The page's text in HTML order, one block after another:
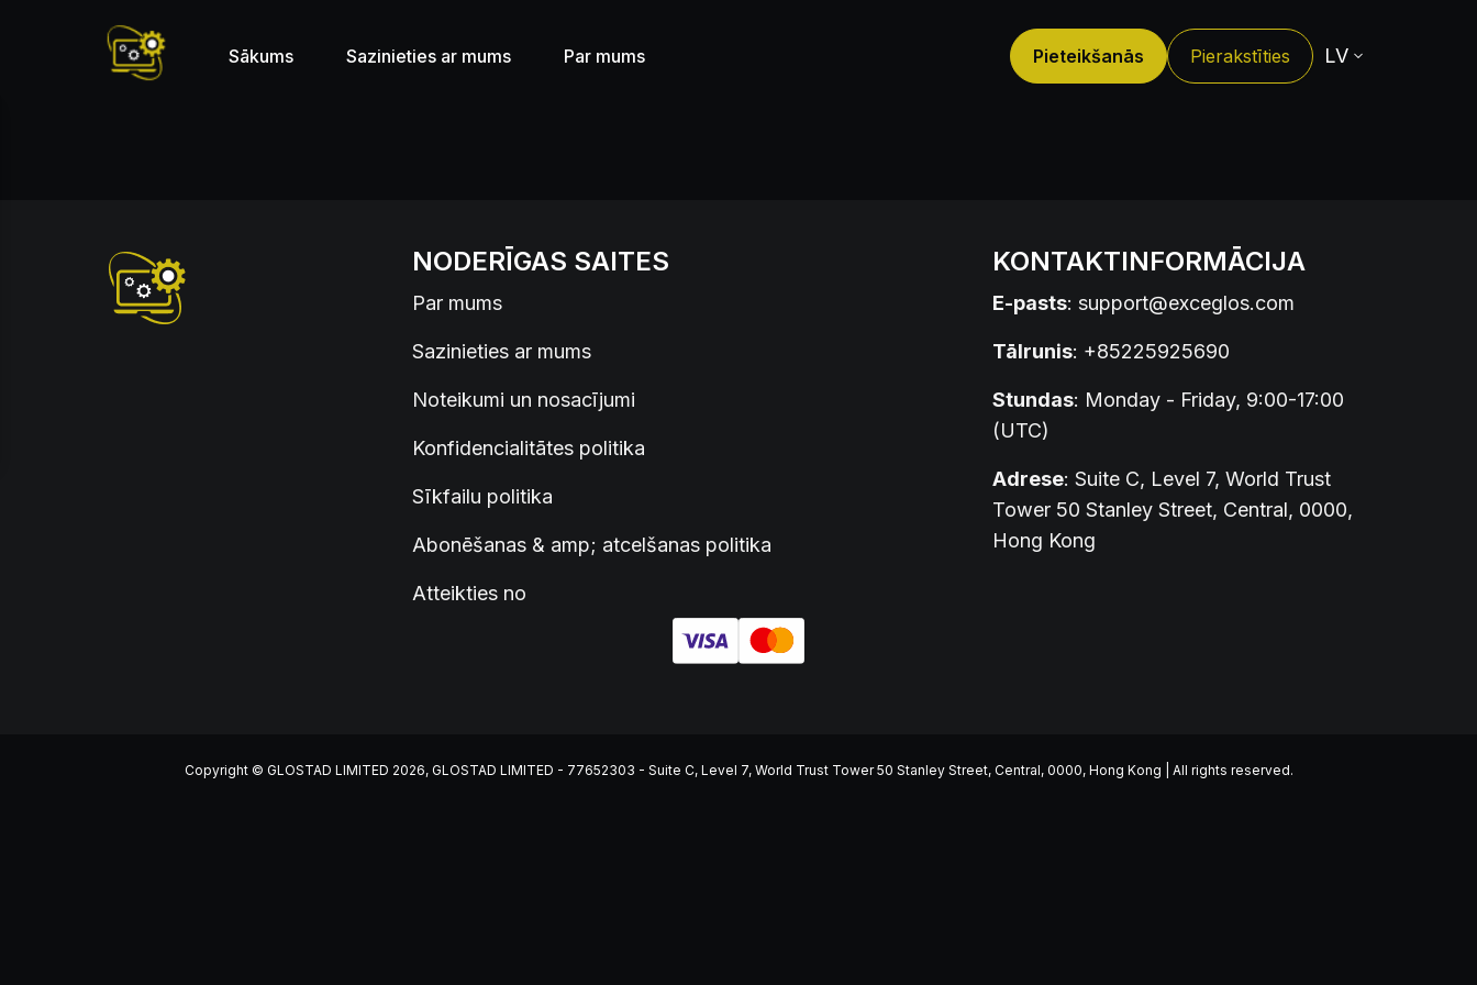
Sākums Sazinieties ar mums Par mums Pieteikšanās Pierakstīties LV
NODERĪGAS SAITES
Par mums
Sazinieties ar mums
Noteikumi un nosacījumi
Konfidencialitātes politika
Sīkfailu politika
Abonēšanas & amp; atcelšanas politika
Atteikties no
KONTAKTINFORMĀCIJA
E-pasts:support@exceglos.com
Tālrunis: +85225925690
Stundas: Monday - Friday, 9:00-17:00
(UTC)
Adrese: Suite C, Level 7, World Trust
Tower 50 Stanley Street, Central, 0000,
Hong Kong
Copyright © GLOSTAD LIMITED 2026, GLOSTAD LIMITED - 77652303 - Suite C, Level 7, World Trust Tower 50 Stanley Street, Central, 0000, Hong Kong | All rights reserved.